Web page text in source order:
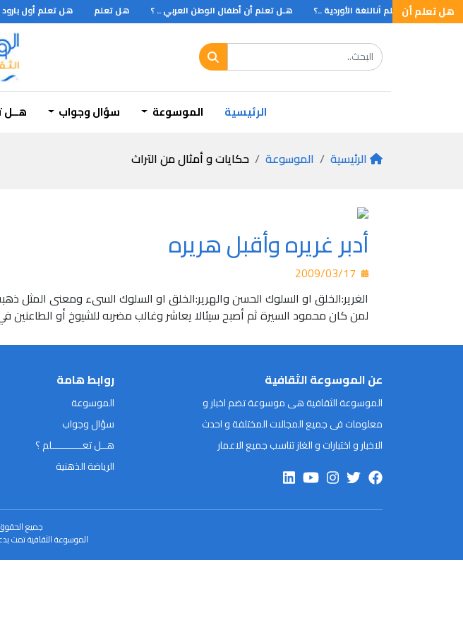
هل تعلم أن
؟ هل تعلم آناللغة الأوردية ..؟ هـل تعلم أن أطفال الوطن العربي .. ؟ هل تعلم هل تعلم أول
الرئيسية الموسوعة سؤال وجواب هــل
الرئيسية الموسوعة حكايات و أمثال من التراث
أدبر غريره وأقبل هريره
الغرير:الخلق او السلوك الحسن والهرير:الخلق او السلوك السىء ومعنى
لمن كان محمود السيرة ثم أصبح سيئالا يعاشر وغالب مضربه للشيوخ أو الطاعنين
عن الموسوعة الثقافية
الموسوعة الثقافية هى موسوعة تضم اخبار و
معلومات فى جميع المجالات المختلفة و احدث
الاخبار و اختبارات و الغاز تناسب جميع الاعمار
روابط هامة
الموسوعة
سؤال وجواب
هــل تعـــــــــــلم ؟
الرياضة الذهنية
جميع الحقوق
الموسوعة الثقافية تمت